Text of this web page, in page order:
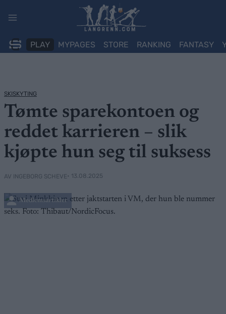
PLAY MYPAGES STORE RANKING FANTASY
SKISKYTING
Tømte sparekontoen og
reddet karrieren – slik
kjøpte hun seg til suksess
AV INGEBORG SCHEVE• 13.08.2025
Medlemsartikler